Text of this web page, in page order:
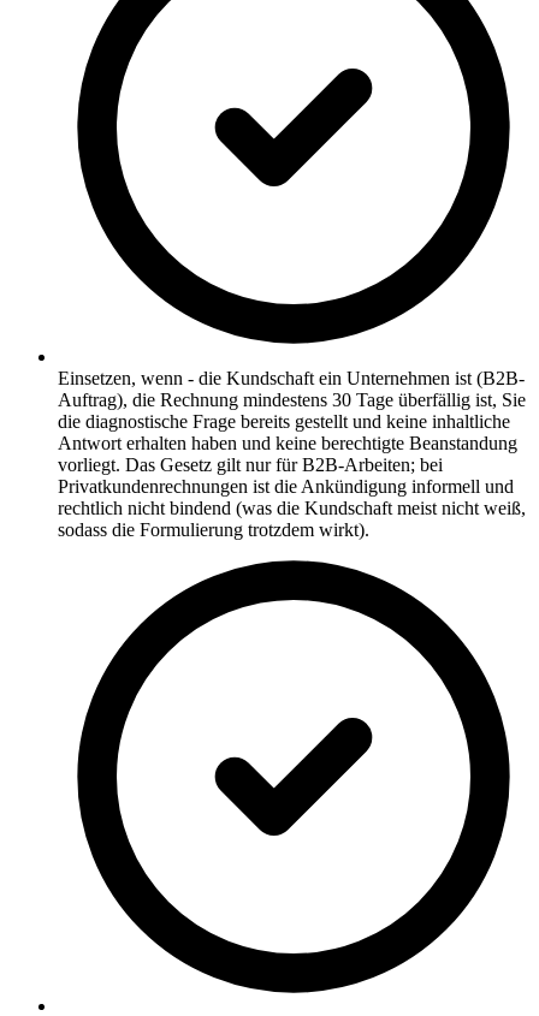
Einsetzen, wenn - die Kundschaft ein Unternehmen ist (B2B-
Auftrag), die Rechnung mindestens 30 Tage überfällig ist, Sie
die diagnostische Frage bereits gestellt und keine inhaltliche
Antwort erhalten haben und keine berechtigte Beanstandung
vorliegt. Das Gesetz gilt nur für B2B-Arbeiten; bei
Privatkundenrechnungen ist die Ankündigung informell und
rechtlich nicht bindend (was die Kundschaft meist nicht weiß,
sodass die Formulierung trotzdem wirkt).